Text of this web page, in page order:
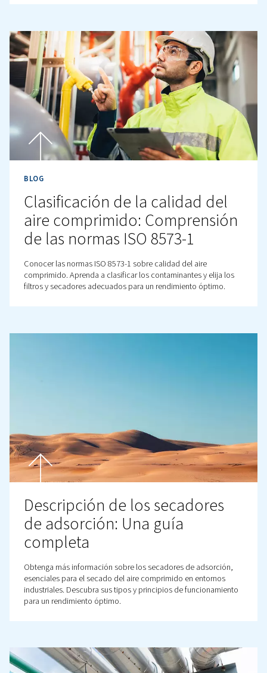
compresores de tornillo
Compresores de pistón frente a compresores de
Compare sus ventajas, inconvenientes y aplicaciones
la mejor opción para sus necesidades específicas.
Comprender el aire
funciona y sus aplicaciones
El aire comprimido desempeña un papel fundamental
industrias. Lea su composición, aplicaciones y
comprimido